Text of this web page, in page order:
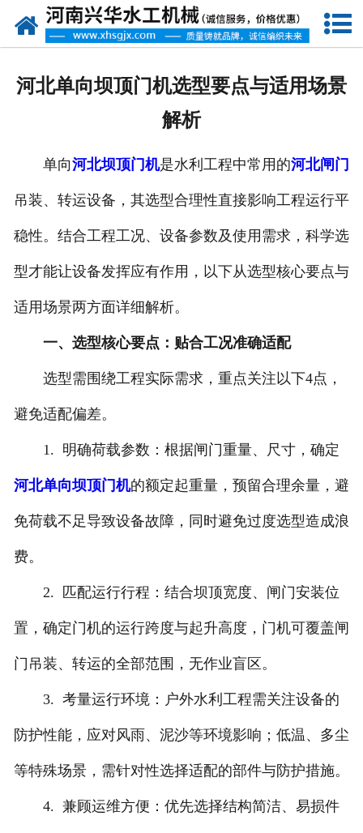
网站首页
资质荣誉
联系我们
河北单向坝顶门机选型要点与适用场景
解析
单向河北坝顶门机是水利工程中常用的河北闸门
吊装、转运设备，其选型合理性直接影响工程运行平
稳性。结合工程工况、设备参数及使用需求，科学选
型才能让设备发挥应有作用，以下从选型核心要点与
适用场景两方面详细解析。
一、选型核心要点：贴合工况准确适配
选型需围绕工程实际需求，重点关注以下4点，
避免适配偏差。
1. 明确荷载参数：根据闸门重量、尺寸，确定
河北单向坝顶门机的额定起重量，预留合理余量，避
免荷载不足导致设备故障，同时避免过度选型造成浪
费。
2. 匹配运行行程：结合坝顶宽度、闸门安装位
置，确定门机的运行跨度与起升高度，门机可覆盖闸
门吊装、转运的全部范围，无作业盲区。
3. 考量运行环境：户外水利工程需关注设备的
防护性能，应对风雨、泥沙等环境影响；低温、多尘
等特殊场景，需针对性选择适配的部件与防护措施。
4. 兼顾运维方便：优先选择结构简洁、易损件